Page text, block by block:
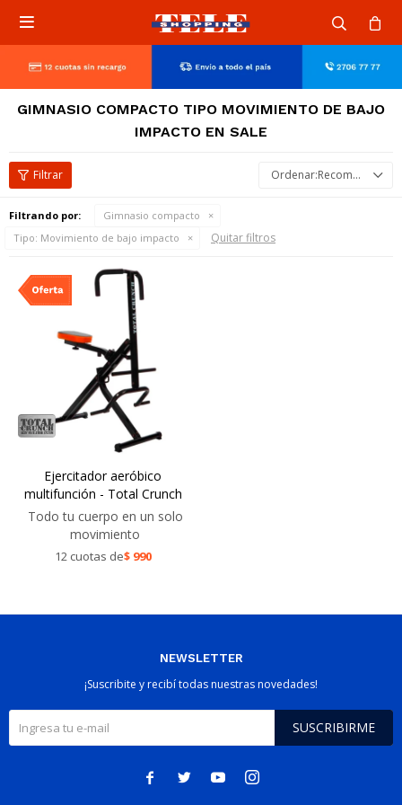

GIMNASIO COMPACTO TIPO MOVIMIENTO DE BAJO
IMPACTO EN SALE
Recomendados
Filtrando por:
Gimnasio compacto
Tipo: Movimiento de bajo impacto Quitar filtros
Ejercitador aeróbico
multifunción - Total Crunch
Todo tu cuerpo en un solo
movimiento
12 cuotas de$ 990
NEWSLETTER
¡Suscribite y recibí todas nuestras novedades!
SUSCRIBIRME
   